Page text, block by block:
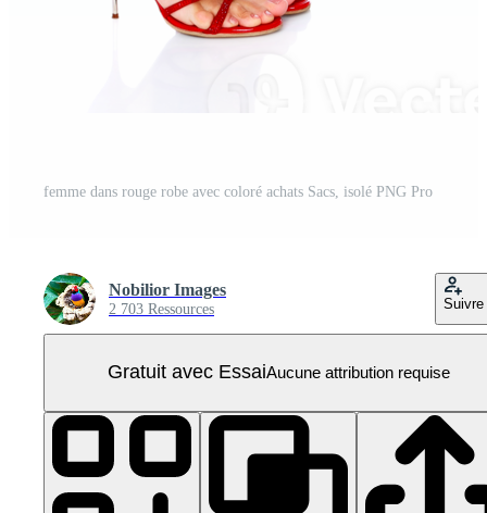
femme dans rouge robe avec coloré achats Sacs, isolé PNG Pro
Nobilior Images
2 703 Ressources Suivre
Gratuit avec EssaiAucune attribution requise